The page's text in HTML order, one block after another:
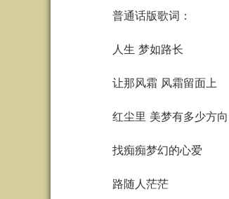
普通话版歌词：
人生 梦如路长
让那风霜 风霜留面上
红尘里 美梦有多少方向
找痴痴梦幻的心爱
路随人茫茫